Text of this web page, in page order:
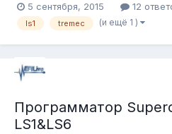
https://www.avito.ru/ufa/
_pod_chevrolet_635703271
5 сентября, 2015 12
ls1 tremec (и ещё 1 )
Программатор
LS1&LS6